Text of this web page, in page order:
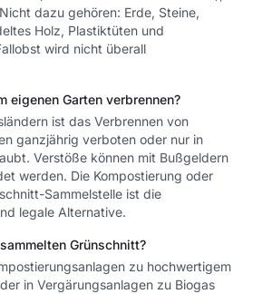
dazu gehören: Erde, Steine,
Holz, Plastiktüten und
wird nicht überall
eigenen Garten verbrennen?
ist das Verbrennen von
ganzjährig verboten oder nur in
Verstöße können mit Bußgeldern
werden. Die Kompostierung oder
Sammelstelle ist die
legale Alternative.
Grünschnitt?
zu hochwertigem
in Vergärungsanlagen zu Biogas